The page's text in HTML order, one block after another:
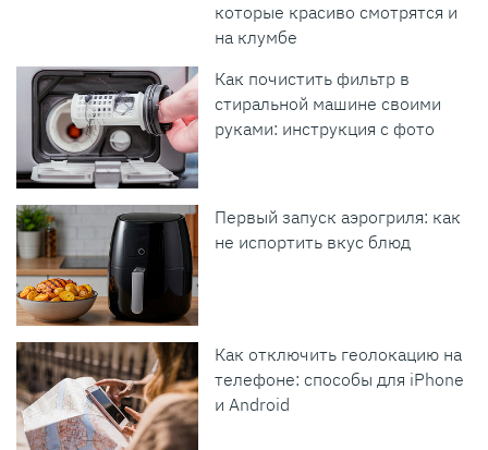
которые красиво смотрятся и
на клумбе
Как почистить фильтр в
стиральной машине своими
руками: инструкция с фото
Первый запуск аэрогриля: как
не испортить вкус блюд
Как отключить геолокацию на
телефоне: способы для iPhone
и Android